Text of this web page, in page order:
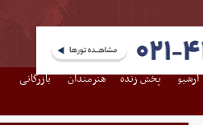
آرشیو پخش زنده هنرمندان
بازرگانی